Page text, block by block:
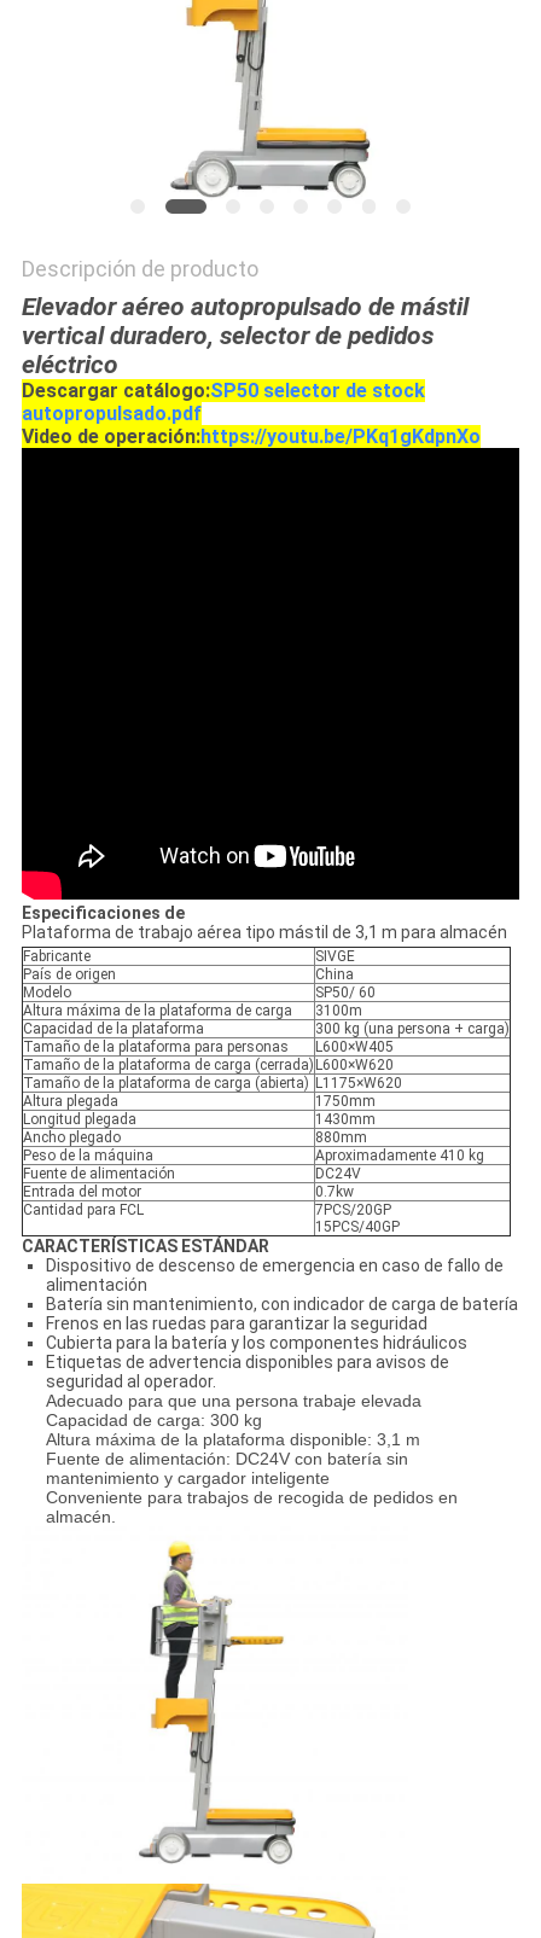
Descripción de producto
Elevador aéreo autopropulsado de mástil
vertical duradero, selector de pedidos
eléctrico
Descargar catálogo:SP50 selector de stock
autopropulsado.pdf
Video de operación:https://youtu.be/PKq1gKdpnXo
Especificaciones de
Plataforma de trabajo aérea tipo mástil de 3,1 m para almacén
Fabricante
SIVGE
País de origen
China
Modelo
SP50/ 60
Altura máxima de la plataforma de carga
3100m
Capacidad de la plataforma
300 kg (una persona + carga)
Tamaño de la plataforma para personas
L600×W405
Tamaño de la plataforma de carga (cerrada) L600×W620
Tamaño de la plataforma de carga (abierta) L1175×W620
Altura plegada
1750mm
Longitud plegada
1430mm
Ancho plegado
880mm
Peso de la máquina
Aproximadamente 410 kg
Fuente de alimentación
DC24V
Entrada del motor
0.7kw
Cantidad para FCL
7PCS/20GP
15PCS/40GP
CARACTERÍSTICAS ESTÁNDAR
Dispositivo de descenso de emergencia en caso de fallo de
alimentación
Batería sin mantenimiento, con indicador de carga de batería
Frenos en las ruedas para garantizar la seguridad
Cubierta para la batería y los componentes hidráulicos
Etiquetas de advertencia disponibles para avisos de
seguridad al operador.
Adecuado para que una persona trabaje elevada
Capacidad de carga: 300 kg
Altura máxima de la plataforma disponible: 3,1 m
Fuente de alimentación: DC24V con batería sin
mantenimiento y cargador inteligente
Conveniente para trabajos de recogida de pedidos en
almacén.